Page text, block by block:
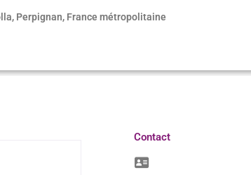
Perpignan, France métropolitaine
Contact